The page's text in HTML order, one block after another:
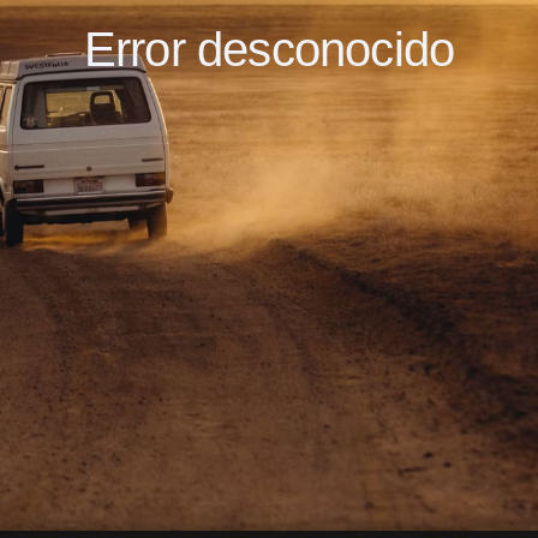
Error desconocido